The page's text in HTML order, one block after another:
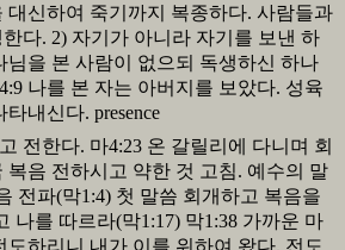
대신하여 죽기까지 복종하다. 사람들과
다. 2) 자기가 아니라 자기를 보낸 하
님을 본 사람이 없으되 독생하신 하나
나를 본 자는 아버지를 보았다. 성육
타내신다. presence
전한다. 마4:23 온 갈릴리에 다니며 회
복음 전하시고 약한 것 고침. 예수의 말
전파(막1:4) 첫 말씀 회개하고 복음을
나를 따르라(막1:17) 막1:38 가까운 마
도하리니 내가 이를 위하여 왔다. 전도